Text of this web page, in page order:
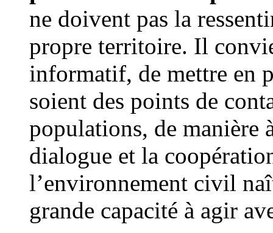
ne doivent pas la
propre territoire. Il
informatif, de mettre en
soient des points de
populations, de manière
dialogue et la
l’environnement civil
grande capacité à agir